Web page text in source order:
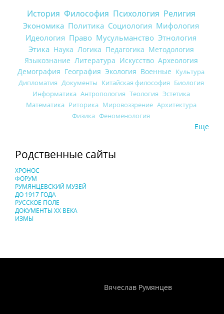
История Философия Психология Религия
Экономика Политика Социология Мифология
Идеология Право Мусульманство Этнология
Этика Наука Логика Педагогика Методология
Языкознание Литература Искусство Археология
Демография География Экология Военные Культура
Дипломатия Документы Китайская философия Биология
Информатика Антропология Теология Эстетика
Математика Риторика Мировоззрение Архитектура
Физика Феноменология
Еще
Родственные сайты
ХРОНОС
ФОРУМ
РУМЯНЦЕВСКИЙ МУЗЕЙ
ДО 1917 ГОДА
РУССКОЕ ПОЛЕ
ДОКУМЕНТЫ XX ВЕКА
ИЗМЫ
Вячеслав Румянцев